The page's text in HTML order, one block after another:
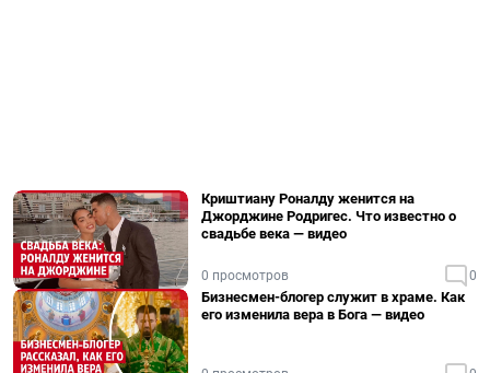
Криштиану Роналду женится на
Джорджине Родригес. Что известно о
свадьбе века — видео
0 просмотров 0
Бизнесмен-блогер служит в храме. Как
его изменила вера в Бога — видео